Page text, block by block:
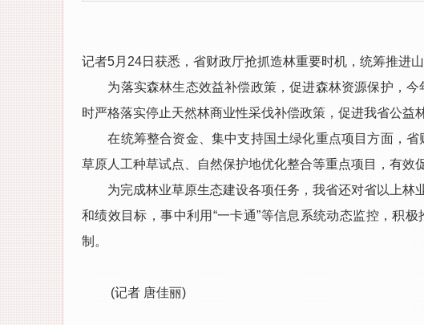
记者5月24日获悉，省财政厅抢抓造林重要时机，统筹推进
为落实森林生态效益补偿政策，促进森林资源保护，今
时严格落实停止天然林商业性采伐补偿政策，促进我省公益
在统筹整合资金、集中支持国土绿化重点项目方面，省
草原人工种草试点、自然保护地优化整合等重点项目，有效
为完成林业草原生态建设各项任务，我省还对省以上林业
和绩效目标，事中利用“一卡通”等信息系统动态监控，积
制。
(记者 唐佳丽)